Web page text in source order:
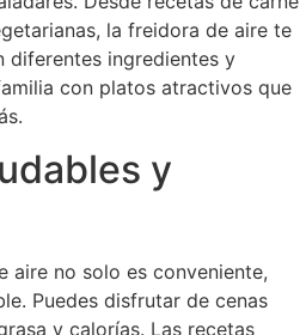
la freidora de aire te
diferentes ingredientes y
con platos atractivos que
y
aire no solo es conveniente,
Puedes disfrutar de cenas
y calorías. Las recetas